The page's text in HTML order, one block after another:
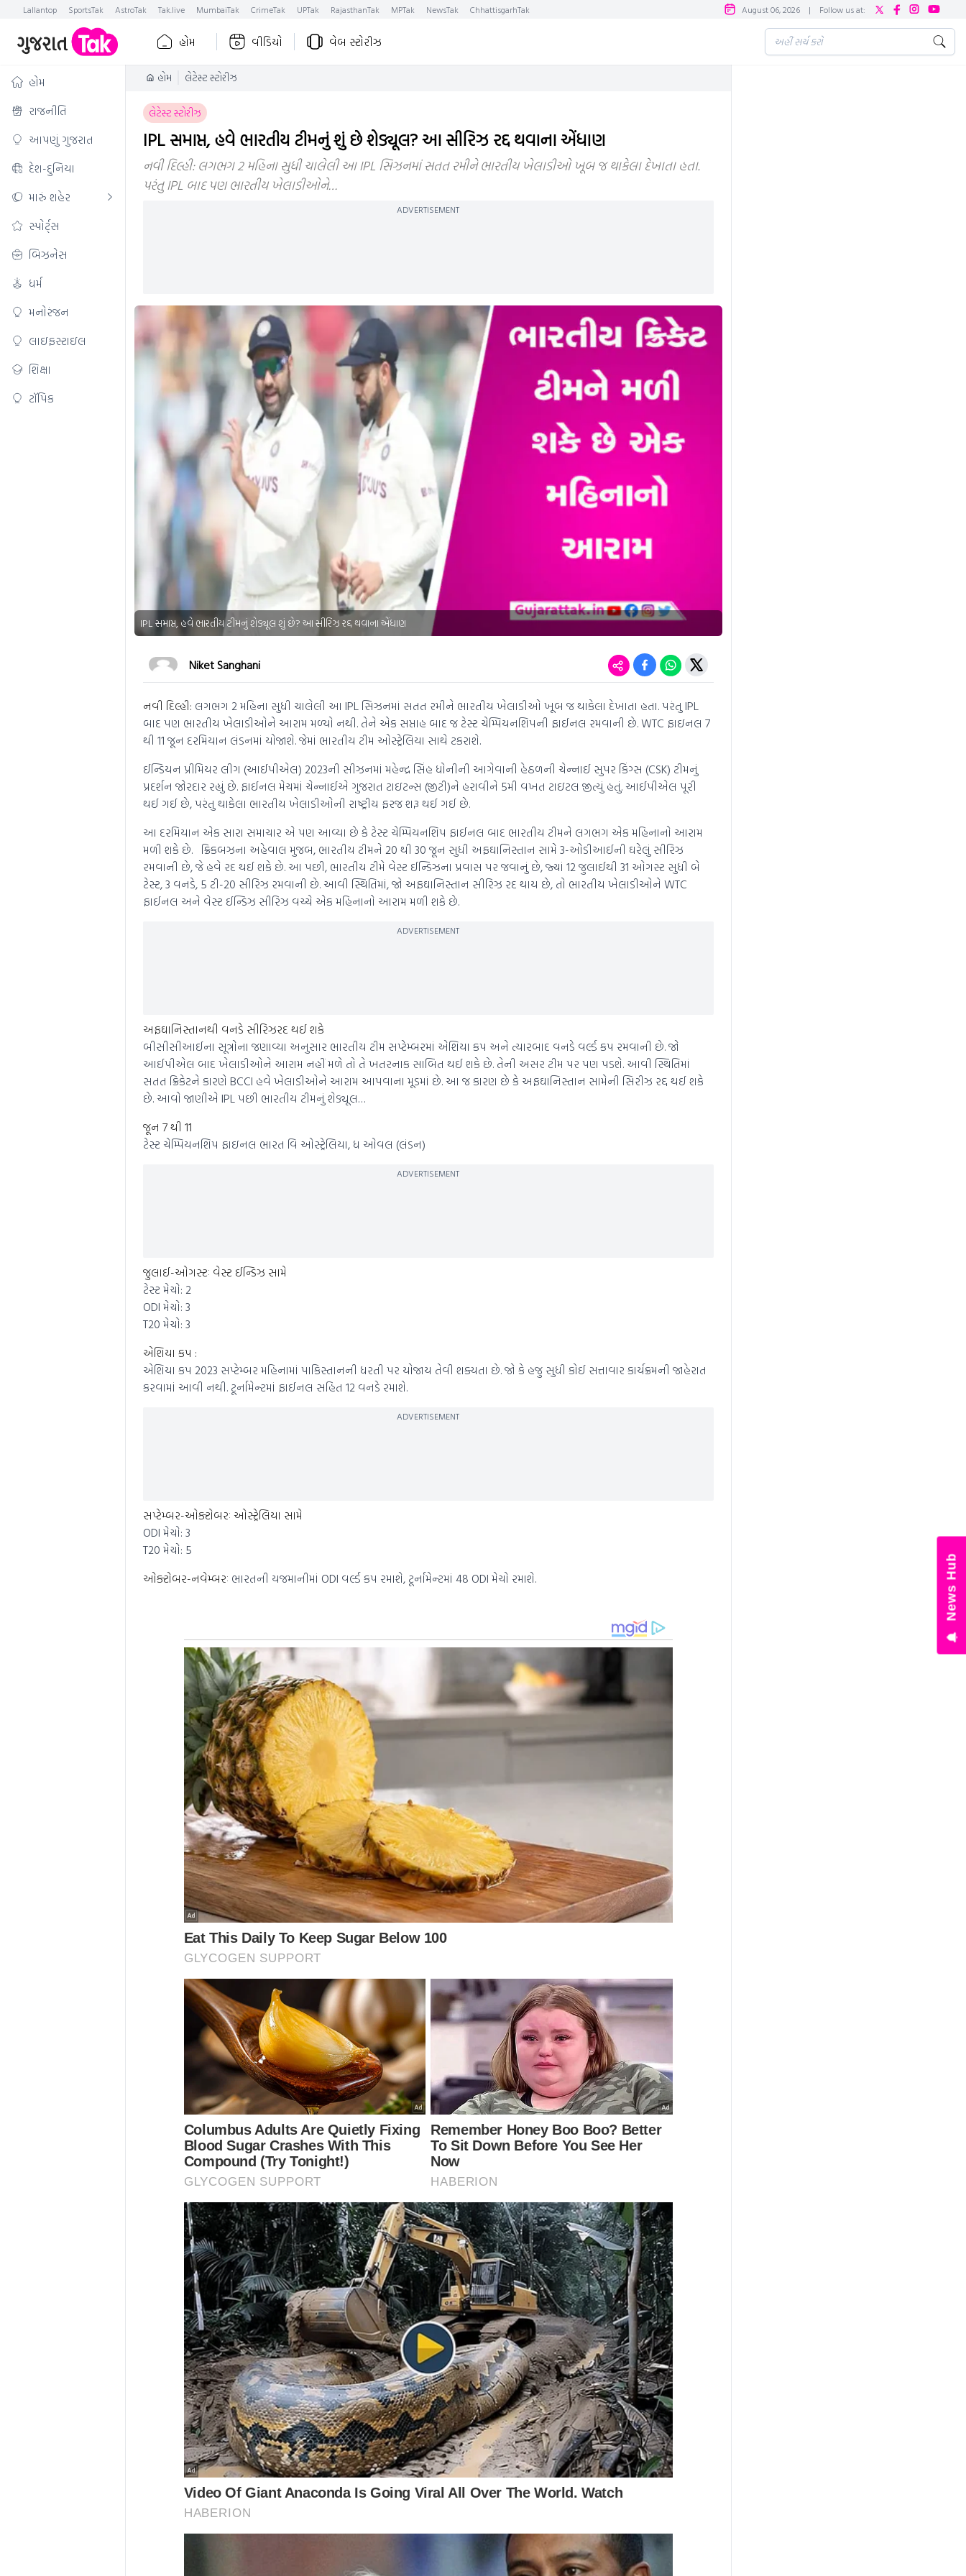
Lallantop SportsTak AstroTak Tak.live MumbaiTak CrimeTak UPTak RajasthanTak MPTak NewsTak ChhattisgarhTak August 06, 2026 | Follow us at:
હોમ વીડિયો વેબ સ્ટોરીઝ
હોમ
રાજનીતિ
આપણું ગુજરાત
દેશ-દુનિયા
મારું શહેર
સ્પોર્ટ્સ
બિઝનેસ
ધર્મ
મનોરંજન
લાઇફસ્ટાઇલ
શિક્ષા
ટૉપિક
હોમ લેટેસ્ટ સ્ટોરીઝ
લેટેસ્ટ સ્ટોરીઝ
IPL સમાપ્ત, હવે ભારતીય ટીમનું શું છે શેડ્યૂલ? આ સીરિઝ રદ્દ થવાના એંધાણ
નવી દિલ્હી: લગભગ 2 મહિના સુધી ચાલેલી આ IPL સિઝનમાં સતત રમીને ભારતીય ખેલાડીઓ ખૂબ જ થાકેલા દેખાતા હતા.
પરંતુ IPL બાદ પણ ભારતીય ખેલાડીઓને…
ADVERTISEMENT
IPL સમાપ્ત, હવે ભારતીય ટીમનું શેડ્યૂલ શું છે? આ સીરિઝ રદ્દ થવાના એંધાણ
Niket Sanghani
નવી દિલ્હી: લગભગ 2 મહિના સુધી ચાલેલી આ IPL સિઝનમાં સતત રમીને ભારતીય ખેલાડીઓ ખૂબ જ થાકેલા દેખાતા હતા. પરંતુ IPL
બાદ પણ ભારતીય ખેલાડીઓને આરામ મળ્યો નથી. તેને એક સપ્તાહ બાદ જ ટેસ્ટ ચેમ્પિયનશિપની ફાઈનલ રમવાની છે. WTC ફાઇનલ 7
થી 11 જૂન દરમિયાન લંડનમાં યોજાશે. જેમાં ભારતીય ટીમ ઓસ્ટ્રેલિયા સાથે ટકરાશે.
ઈન્ડિયન પ્રીમિયર લીગ (આઈપીએલ) 2023ની સીઝનમાં મહેન્દ્ર સિંહ ધોનીની આગેવાની હેઠળની ચેન્નાઈ સુપર કિંગ્સ (CSK) ટીમનું
પ્રદર્શન જોરદાર રહ્યું છે. ફાઈનલ મેચમાં ચેન્નાઈએ ગુજરાત ટાઇટન્સ (જીટી)ને હરાવીને 5મી વખત ટાઇટલ જીત્યું હતું. આઈપીએલ પૂરી
થઈ ગઈ છે, પરંતુ થાકેલા ભારતીય ખેલાડીઓની રાષ્ટ્રીય ફરજ શરૂ થઈ ગઈ છે.
આ દરમિયાન એક સારા સમાચાર એ પણ આવ્યા છે કે ટેસ્ટ ચેમ્પિયનશિપ ફાઈનલ બાદ ભારતીય ટીમને લગભગ એક મહિનાનો આરામ
મળી શકે છે. ક્રિકબઝના અહેવાલ મુજબ, ભારતીય ટીમને 20 થી 30 જૂન સુધી અફઘાનિસ્તાન સામે 3-ઓડીઆઈની ઘરેલું સીરિઝ
રમવાની છે, જે હવે રદ થઈ શકે છે. આ પછી, ભારતીય ટીમે વેસ્ટ ઈન્ડિઝના પ્રવાસ પર જવાનું છે, જ્યાં 12 જુલાઈથી 31 ઓગસ્ટ સુધી બે
ટેસ્ટ, 3 વનડે, 5 ટી-20 સીરિઝ રમવાની છે. આવી સ્થિતિમાં, જો અફઘાનિસ્તાન સીરિઝ રદ થાય છે, તો ભારતીય ખેલાડીઓને WTC
ફાઈનલ અને વેસ્ટ ઈન્ડિઝ સીરિઝ વચ્ચે એક મહિનાનો આરામ મળી શકે છે.
ADVERTISEMENT
અફઘાનિસ્તાનથી વનડે સીરિઝરદ થઈ શકે
બીસીસીઆઈના સૂત્રોના જણાવ્યા અનુસાર ભારતીય ટીમ સપ્ટેમ્બરમાં એશિયા કપ અને ત્યારબાદ વનડે વર્લ્ડ કપ રમવાની છે. જો
આઈપીએલ બાદ ખેલાડીઓને આરામ નહીં મળે તો તે ખતરનાક સાબિત થઈ શકે છે. તેની અસર ટીમ પર પણ પડશે. આવી સ્થિતિમાં
સતત ક્રિકેટને કારણે BCCI હવે ખેલાડીઓને આરામ આપવાના મૂડમાં છે. આ જ કારણ છે કે અફઘાનિસ્તાન સામેની સિરીઝ રદ્દ થઈ શકે
છે. આવો જાણીએ IPL પછી ભારતીય ટીમનું શેડ્યૂલ…
જૂન 7 થી 11
ટેસ્ટ ચેમ્પિયનશિપ ફાઇનલ ભારત વિ ઓસ્ટ્રેલિયા, ધ ઓવલ (લંડન)
ADVERTISEMENT
જુલાઈ-ઓગસ્ટઃ વેસ્ટ ઈન્ડિઝ સામે
ટેસ્ટ મેચો: 2
ODI મેચો: 3
T20 મેચો: 3
એશિયા કપ :
એશિયા કપ 2023 સપ્ટેમ્બર મહિનામાં પાકિસ્તાનની ધરતી પર યોજાય તેવી શક્યતા છે. જો કે હજુ સુધી કોઈ સત્તાવાર કાર્યક્રમની જાહેરાત
કરવામાં આવી નથી. ટૂર્નામેન્ટમાં ફાઈનલ સહિત 12 વનડે રમાશે.
ADVERTISEMENT
સપ્ટેમ્બર-ઓક્ટોબરઃ ઓસ્ટ્રેલિયા સામે
ODI મેચો: 3
T20 મેચો: 5
ઓક્ટોબર-નવેમ્બરઃ ભારતની યજમાનીમાં ODI વર્લ્ડ કપ રમાશે, ટૂર્નામેન્ટમાં 48 ODI મેચો રમાશે. News Hub